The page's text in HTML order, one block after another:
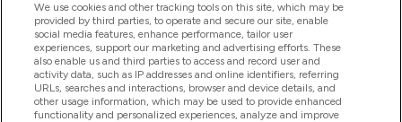
Pomoc & Informácie
Produkty
We use cookies and other tracking tools on this site, which may be
provided by third parties, to operate and secure our site, enable
social media features, enhance performance, tailor user
experiences, support our marketing and advertising efforts. These
also enable us and third parties to access and record user and
activity data, such as IP addresses and online identifiers, referring
URLs, searches and interactions, browser and device details, and
other usage information, which may be used to provide enhanced
functionality and personalized experiences, analyze and improve